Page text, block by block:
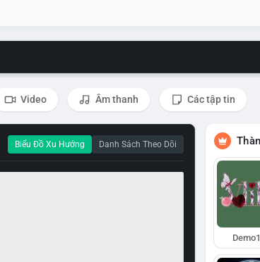
Video Âm thanh Các tập tin
Biểu Đồ Xu Hướng Danh Sách Theo Dõi